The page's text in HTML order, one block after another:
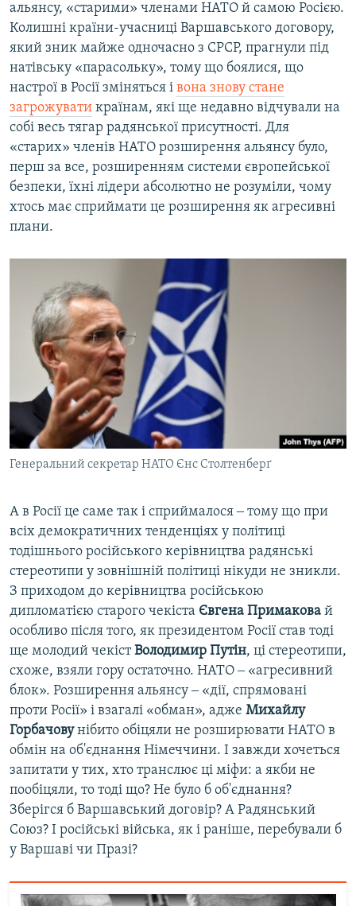
альянсу, «старими» членами НАТО й самою Росією.
Колишні країни-учасниці Варшавського договору,
який зник майже одночасно з СРСР, прагнули під
натівську «парасольку», тому що боялися, що
настрої в Росії зміняться і вона знову стане
загрожувати країнам, які ще недавно відчували на
собі весь тягар радянської присутності. Для
«старих» членів НАТО розширення альянсу було,
перш за все, розширенням системи європейської
безпеки, їхні лідери абсолютно не розуміли, чому
хтось має сприймати це розширення як агресивні
плани.
Генеральний секретар НАТО Єнс Столтенберґ
А в Росії це саме так і сприймалося ‒ тому що при
всіх демократичних тенденціях у політиці
тодішнього російського керівництва радянські
стереотипи у зовнішній політиці нікуди не зникли.
З приходом до керівництва російською
дипломатією старого чекіста Євгена Примакова й
особливо після того, як президентом Росії став тоді
ще молодий чекістВолодимир Путін, ці стереотипи,
схоже, взяли гору остаточно. НАТО ‒ «агресивний
блок». Розширення альянсу ‒ «дії, спрямовані
проти Росії» і взагалі «обман», адже Михайлу
Горбачовунібито обіцяли не розширювати НАТО в
обмін на об'єднання Німеччини. І завжди хочеться
запитати у тих, хто транслює ці міфи: а якби не
пообіцяли, то тоді що? Не було б об'єднання?
Зберігся б Варшавський договір? А Радянський
Союз? І російські війська, як і раніше, перебували б
у Варшаві чи Празі?